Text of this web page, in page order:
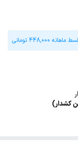
448,000 تومانی
کشدار)